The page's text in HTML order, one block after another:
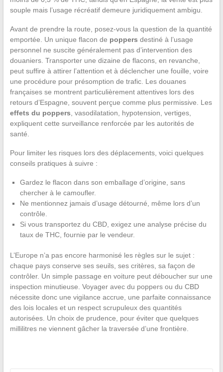
souple mais l’usage récréatif demeure juridiquement ambigu.
Avant de prendre la route, posez-vous la question de la quantité
emportée. Un unique flacon de poppers destiné à l’usage
personnel ne suscite généralement pas d’intervention des
douaniers. Transporter une dizaine de flacons, en revanche,
peut suffire à attirer l’attention et à déclencher une fouille, voire
une procédure pour présomption de trafic. Les douanes
françaises se montrent particulièrement attentives lors des
retours d’Espagne, souvent perçue comme plus permissive. Les
effets du poppers , vasodilatation, hypotension, vertiges,
expliquent cette surveillance renforcée par les autorités de
santé.
Pour limiter les risques lors des déplacements, voici quelques
conseils pratiques à suivre :
Gardez le flacon dans son emballage d’origine, sans
chercher à le camoufler.
Ne mentionnez jamais d’usage détourné, même lors d’un
contrôle.
Si vous transportez du CBD, exigez une analyse précise du
taux de THC, fournie par le vendeur.
L’Europe n’a pas encore harmonisé les règles sur le sujet :
chaque pays conserve ses seuils, ses critères, sa façon de
contrôler. Un simple passage en voiture peut déboucher sur une
inspection minutieuse. Voyager avec du poppers ou du CBD
nécessite donc une vigilance accrue, une parfaite connaissance
des lois locales et un respect scrupuleux des quantités
autorisées. Un choix de prudence, pour éviter que quelques
millilitres ne viennent gâcher la traversée d’une frontière.